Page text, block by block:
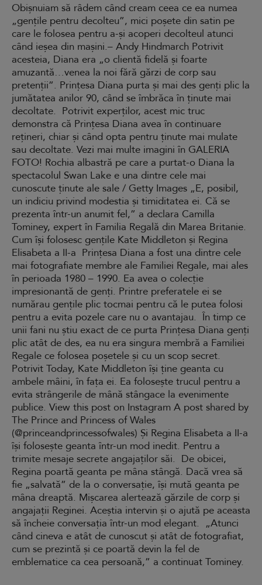
Obișnuiam să râdem când cream ceea ce ea numea
„gențile pentru decolteu”, mici poșete din satin pe
care le folosea pentru a-și acoperi decolteul atunci
când ieșea din mașini.– Andy Hindmarch Potrivit
acesteia, Diana era „o clientă fidelă și foarte
amuzantă…venea la noi fără gărzi de corp sau
pretenții”. Prințesa Diana purta și mai des genți plic la
jumătatea anilor 90, când se îmbrăca în ținute mai
decoltate. Potrivit experților, acest mic truc
demonstra că Prințesa Diana avea în continuare
rețineri, chiar și când opta pentru ținute mai mulate
sau decoltate. Vezi mai multe imagini în GALERIA
FOTO! Rochia albastră pe care a purtat-o Diana la
spectacolul Swan Lake e una dintre cele mai
cunoscute ținute ale sale / Getty Images „E, posibil,
un indiciu privind modestia și timiditatea ei. Că se
prezenta într-un anumit fel,” a declara Camilla
Tominey, expert în Familia Regală din Marea Britanie.
Cum își folosesc gențile Kate Middleton și Regina
Elisabeta a II-a Prințesa Diana a fost una dintre cele
mai fotografiate membre ale Familiei Regale, mai ales
în perioada 1980 – 1990. Ea avea o colecție
impresionantă de genți. Printre preferatele ei se
numărau gențile plic tocmai pentru că le putea folosi
pentru a evita pozele care nu o avantajau. În timp ce
unii fani nu știu exact de ce purta Prințesa Diana genți
plic atât de des, ea nu era singura membră a Familiei
Regale ce folosea poșetele și cu un scop secret.
Potrivit Today, Kate Middleton își ține geanta cu
ambele mâini, în fața ei. Ea folosește trucul pentru a
evita strângerile de mână stângace la evenimente
publice. View this post on Instagram A post shared by
The Prince and Princess of Wales
(@princeandprincessofwales) Și Regina Elisabeta a II-a
își folosește geanta într-un mod inedit. Pentru a
trimite mesaje secrete angajaților săi. De obicei,
Regina poartă geanta pe mâna stângă. Dacă vrea să
fie „salvată” de la o conversație, își mută geanta pe
mâna dreaptă. Mișcarea alertează gărzile de corp și
angajații Reginei. Aceștia intervin și o ajută pe aceasta
să încheie conversația într-un mod elegant. „Atunci
când cineva e atât de cunoscut și atât de fotografiat,
cum se prezintă și ce poartă devin la fel de
emblematice ca cea persoană,” a continuat Tominey.